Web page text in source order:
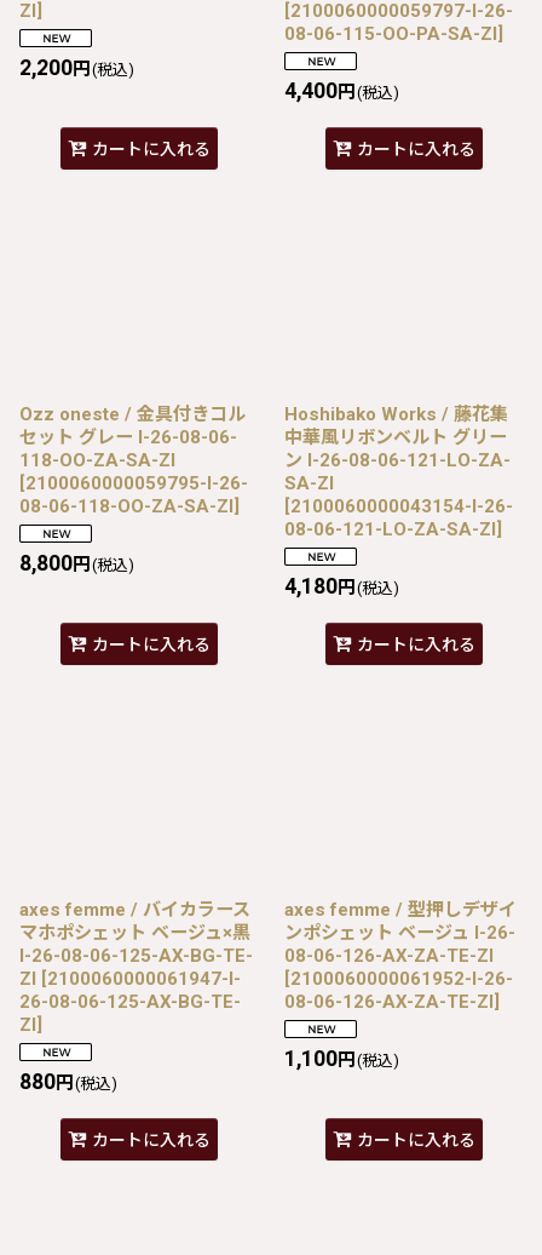
ZI]
2,200円 (税込)
カートに入れる
[2100060000059797-I-26-
08-06-115-OO-PA-SA-ZI]
4,400円 (税込)
カートに入れる
Ozz oneste / 金具付きコル
セット グレー I-26-08-06-
118-OO-ZA-SA-ZI
[2100060000059795-I-26-
08-06-118-OO-ZA-SA-ZI]
8,800円 (税込)
カートに入れる
Hoshibako Works / 藤花集
中華風リボンベルト グリー
ン I-26-08-06-121-LO-ZA-
SA-ZI
[2100060000043154-I-26-
08-06-121-LO-ZA-SA-ZI]
4,180円 (税込)
カートに入れる
axes femme / バイカラース
マホポシェット ベージュ×黒
I-26-08-06-125-AX-BG-TE-
ZI [2100060000061947-I-
26-08-06-125-AX-BG-TE-
ZI]
880円 (税込)
カートに入れる
axes femme / 型押しデザイ
ンポシェット ベージュ I-26-
08-06-126-AX-ZA-TE-ZI
[2100060000061952-I-26-
08-06-126-AX-ZA-TE-ZI]
1,100円 (税込)
カートに入れる